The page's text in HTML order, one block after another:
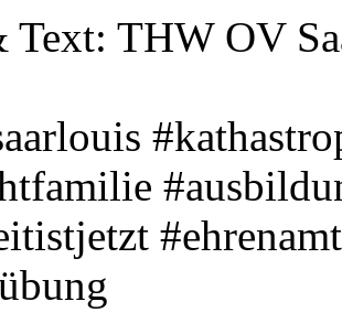
THW OV